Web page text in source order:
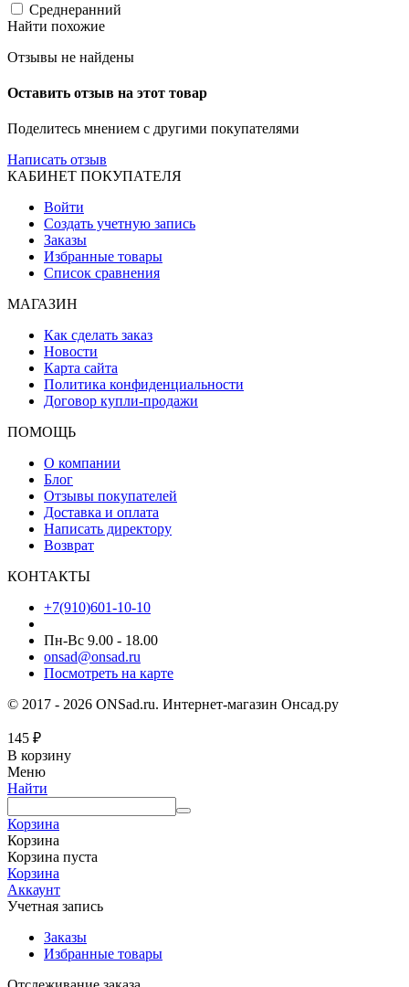
Среднеранний
Найти похожие
Отзывы не найдены
Оставить отзыв на этот товар
Поделитесь мнением с другими покупателями
Написать отзыв
КАБИНЕТ ПОКУПАТЕЛЯ
Войти
Создать учетную запись
Заказы
Избранные товары
Список сравнения
МАГАЗИН
Как сделать заказ
Новости
Карта сайта
Политика конфиденциальности
Договор купли-продажи
ПОМОЩЬ
О компании
Блог
Отзывы покупателей
Доставка и оплата
Написать директору
Возврат
КОНТАКТЫ
+7(910)601-10-10
Пн-Вс 9.00 - 18.00
onsad@onsad.ru
Посмотреть на карте
© 2017 - 2026 ONSad.ru. Интернет-магазин Онсад.ру
145 ₽
В корзину
Меню
Найти
Корзина
Корзина
Корзина пуста
Корзина
Аккаунт
Учетная запись
Заказы
Избранные товары